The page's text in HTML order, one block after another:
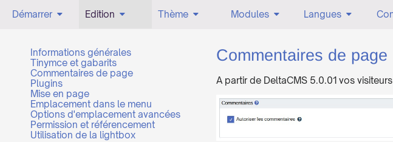
Démarrer Edition Thème Modules Langues
Informations générales
Tinymce et gabarits
Commentaires de page
Plugins
Mise en page
Emplacement dans le menu
Options d'emplacement avancées
Permission et référencement
Utilisation de la lightbox
Commentaires de page
A partir de DeltaCMS 5.0.01 vos